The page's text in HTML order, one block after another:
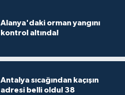
Alanya'daki orman yangını
kontrol altında!
Antalya sıcağından kaçışın
adresi belli oldu! 38